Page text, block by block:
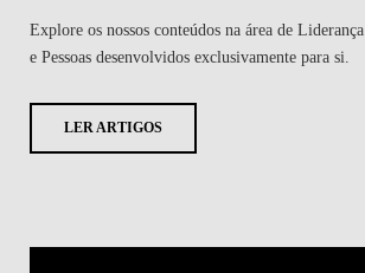
Explore os nossos conteúdos na área de Liderança
e Pessoasdesenvolvidos exclusivamente para si.
LER ARTIGOS